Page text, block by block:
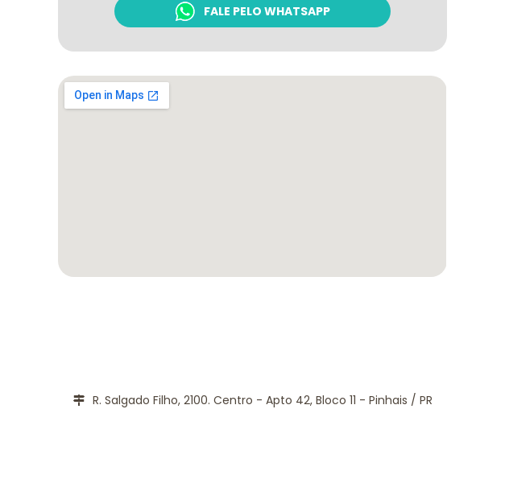
FALE PELO WHATSAPP
R. Salgado Filho, 2100. Centro - Apto 42, Bloco 11 - Pinhais / PR